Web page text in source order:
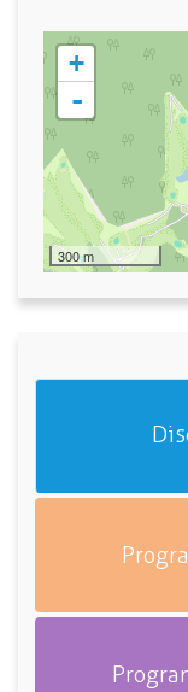
+
-
300 m